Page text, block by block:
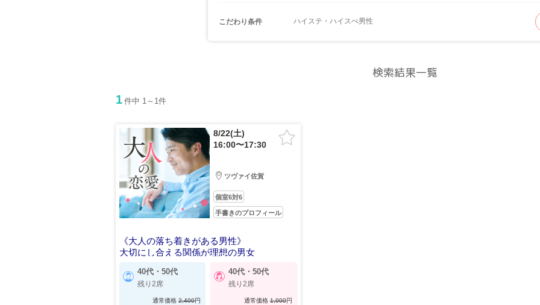
こだわり条件 ハイステ・ハイスぺ男性
検索結果一覧
1 件中 1～1件
8/22(土)
16:00〜17:30
ツヴァイ佐賀
個室6対6
手書きのプロフィール
《大人の落ち着きがある男性》
大切にし合える関係が理想の男女
40代・50代
残り2席
通常価格2,400円
40代・50代
残り2席
通常価格1,000円